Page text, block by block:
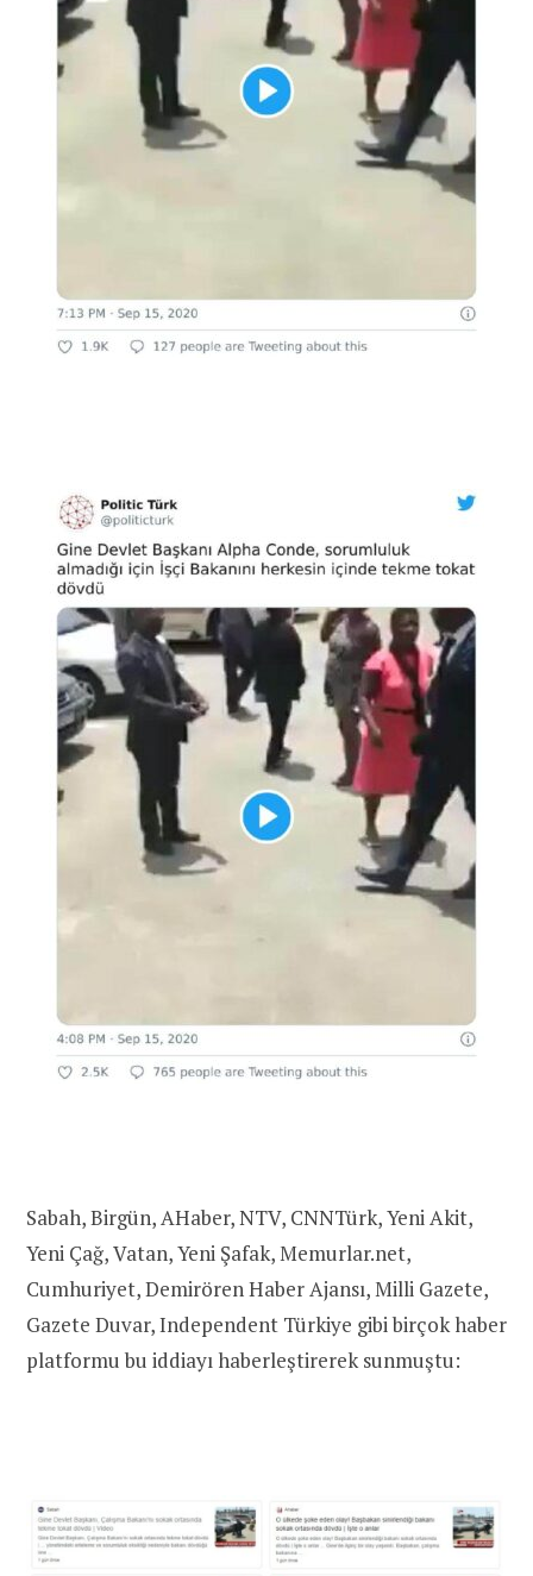
Sabah, Birgün, AHaber, NTV, CNNTürk, Yeni Akit,
Yeni Çağ, Vatan, Yeni Şafak, Memurlar.net,
Cumhuriyet, Demirören Haber Ajansı, Milli Gazete,
Gazete Duvar, Independent Türkiye gibi birçok haber
platformu bu iddiayı haberleştirerek sunmuştu: